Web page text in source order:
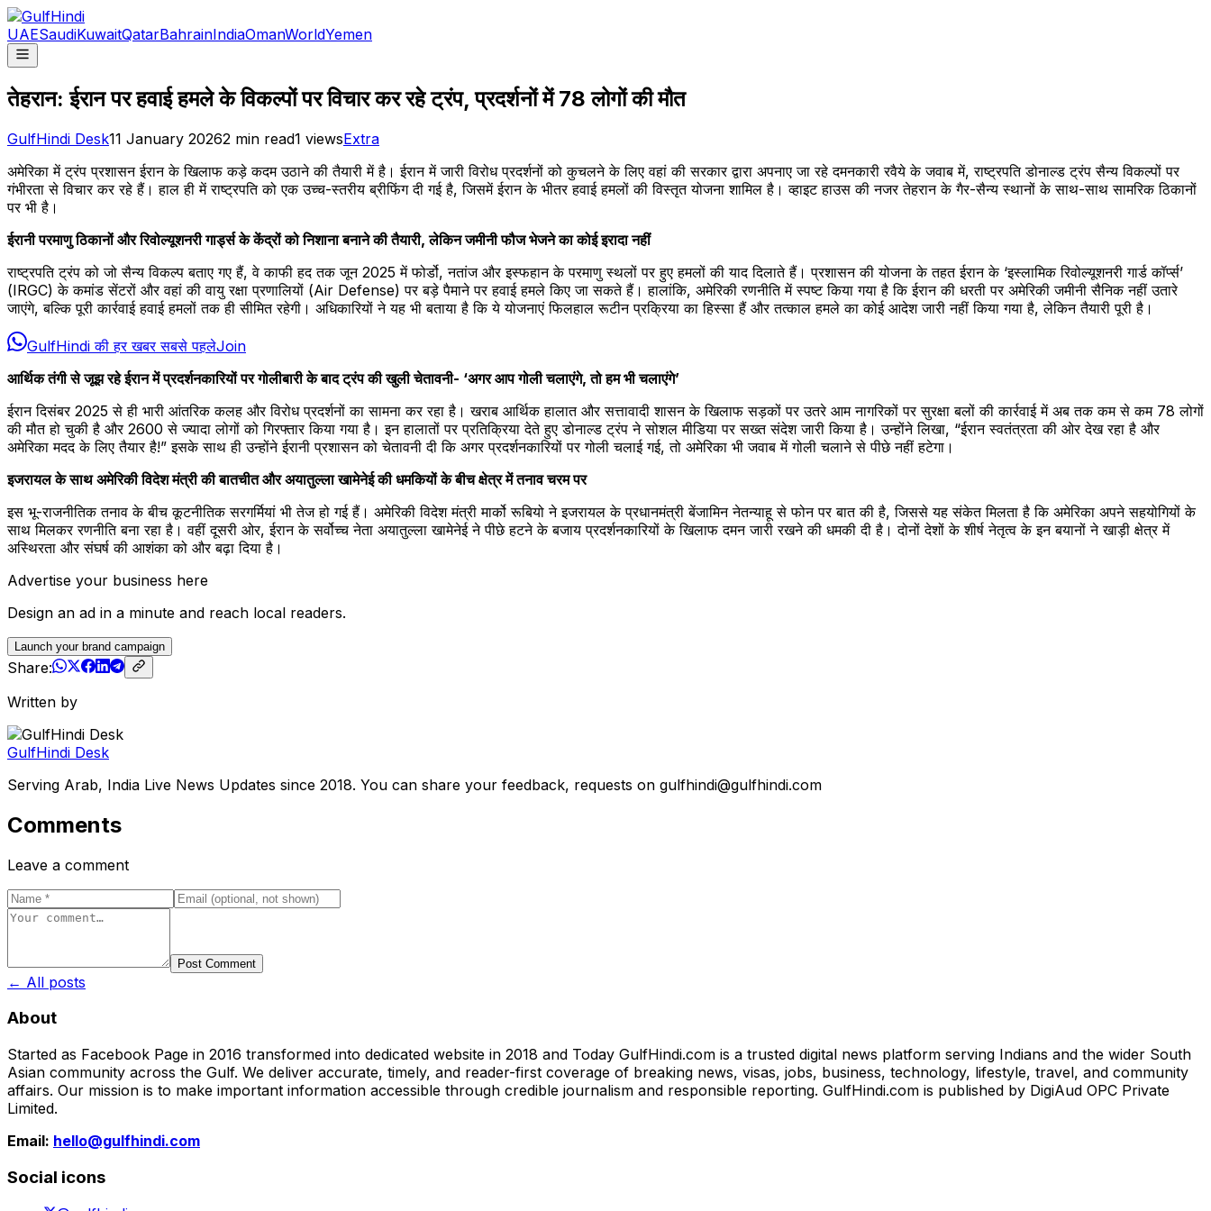
UAESaudiKuwaitQatarBahrainIndiaOmanWorldYemen
तेहरान: ईरान पर हवाई हमले के विकल्पों पर विचार कर रहे ट्रंप, प्रदर्शनों में 78 लोगों की मौत
GulfHindi Desk11 January 20262 min read1 viewsExtra
अमेरिका में ट्रंप प्रशासन ईरान के खिलाफ कड़े कदम उठाने की तैयारी में है। ईरान में जारी विरोध प्रदर्शनों को कुचलने के लिए वहां की सरकार द्वारा अपनाए जा रहे दमनकारी रवैये के जवाब में, राष्ट्रपति डोनाल्ड ट्रंप सैन्य विकल्पों पर
गंभीरता से विचार कर रहे हैं। हाल ही में राष्ट्रपति को एक उच्च-स्तरीय ब्रीफिंग दी गई है, जिसमें ईरान के भीतर हवाई हमलों की विस्तृत योजना शामिल है। व्हाइट हाउस की नजर तेहरान के गैर-सैन्य स्थानों के साथ-साथ सामरिक ठिकानों
पर भी है।
ईरानी परमाणु ठिकानों और रिवोल्यूशनरी गार्ड्स के केंद्रों को निशाना बनाने की तैयारी, लेकिन जमीनी फौज भेजने का कोई इरादा नहीं
राष्ट्रपति ट्रंप को जो सैन्य विकल्प बताए गए हैं, वे काफी हद तक जून 2025 में फोर्डो, नतांज और इस्फहान के परमाणु स्थलों पर हुए हमलों की याद दिलाते हैं। प्रशासन की योजना के तहत ईरान के ‘इस्लामिक रिवोल्यूशनरी गार्ड कॉर्प्स’
(IRGC) के कमांड सेंटरों और वहां की वायु रक्षा प्रणालियों (Air Defense) पर बड़े पैमाने पर हवाई हमले किए जा सकते हैं। हालांकि, अमेरिकी रणनीति में स्पष्ट किया गया है कि ईरान की धरती पर अमेरिकी जमीनी सैनिक नहीं उतारे
जाएंगे, बल्कि पूरी कार्रवाई हवाई हमलों तक ही सीमित रहेगी। अधिकारियों ने यह भी बताया है कि ये योजनाएं फिलहाल रूटीन प्रक्रिया का हिस्सा हैं और तत्काल हमले का कोई आदेश जारी नहीं किया गया है, लेकिन तैयारी पूरी है।
GulfHindi की हर खबर सबसे पहलेJoin
आर्थिक तंगी से जूझ रहे ईरान में प्रदर्शनकारियों पर गोलीबारी के बाद ट्रंप की खुली चेतावनी- ‘अगर आप गोली चलाएंगे, तो हम भी चलाएंगे’
ईरान दिसंबर 2025 से ही भारी आंतरिक कलह और विरोध प्रदर्शनों का सामना कर रहा है। खराब आर्थिक हालात और सत्तावादी शासन के खिलाफ सड़कों पर उतरे आम नागरिकों पर सुरक्षा बलों की कार्रवाई में अब तक कम से कम 78 लोगों
की मौत हो चुकी है और 2600 से ज्यादा लोगों को गिरफ्तार किया गया है। इन हालातों पर प्रतिक्रिया देते हुए डोनाल्ड ट्रंप ने सोशल मीडिया पर सख्त संदेश जारी किया है। उन्होंने लिखा, “ईरान स्वतंत्रता की ओर देख रहा है और
अमेरिका मदद के लिए तैयार है!” इसके साथ ही उन्होंने ईरानी प्रशासन को चेतावनी दी कि अगर प्रदर्शनकारियों पर गोली चलाई गई, तो अमेरिका भी जवाब में गोली चलाने से पीछे नहीं हटेगा।
इजरायल के साथ अमेरिकी विदेश मंत्री की बातचीत और अयातुल्ला खामेनेई की धमकियों के बीच क्षेत्र में तनाव चरम पर
इस भू-राजनीतिक तनाव के बीच कूटनीतिक सरगर्मियां भी तेज हो गई हैं। अमेरिकी विदेश मंत्री मार्को रूबियो ने इजरायल के प्रधानमंत्री बेंजामिन नेतन्याहू से फोन पर बात की है, जिससे यह संकेत मिलता है कि अमेरिका अपने सहयोगियों के
साथ मिलकर रणनीति बना रहा है। वहीं दूसरी ओर, ईरान के सर्वोच्च नेता अयातुल्ला खामेनेई ने पीछे हटने के बजाय प्रदर्शनकारियों के खिलाफ दमन जारी रखने की धमकी दी है। दोनों देशों के शीर्ष नेतृत्व के इन बयानों ने खाड़ी क्षेत्र में
अस्थिरता और संघर्ष की आशंका को और बढ़ा दिया है।
Advertise your business here
Design an ad in a minute and reach local readers.
Launch your brand campaign
Share:
Written by
GulfHindi Desk
Serving Arab, India Live News Updates since 2018. You can share your feedback, requests on gulfhindi@gulfhindi.com
Comments
Leave a comment
Post Comment
← All posts
About
Started as Facebook Page in 2016 transformed into dedicated website in 2018 and Today GulfHindi.com is a trusted digital news platform serving Indians and the wider South
Asian community across the Gulf. We deliver accurate, timely, and reader-first coverage of breaking news, visas, jobs, business, technology, lifestyle, travel, and community
affairs. Our mission is to make important information accessible through credible journalism and responsible reporting. GulfHindi.com is published by DigiAud OPC Private
Limited.
Email: hello@gulfhindi.com
Social icons